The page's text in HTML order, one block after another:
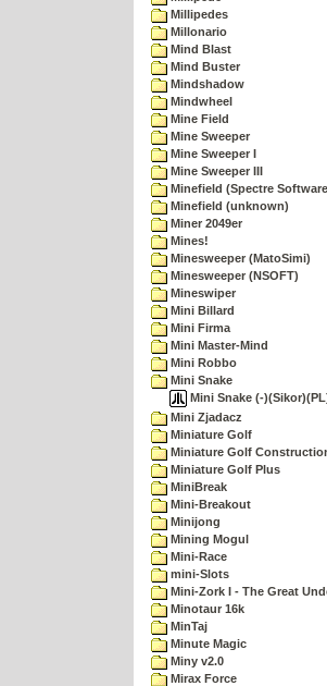
Millipedes
Millonario
Mind Blast
Mind Buster
Mindshadow
Mindwheel
Mine Field
Mine Sweeper
Mine Sweeper I
Mine Sweeper III
Minefield (Spectre
Minefield (unknown)
Miner 2049er
Mines!
Minesweeper (MatoSimi)
Minesweeper (NSOFT)
Mineswiper
Mini Billard
Mini Firma
Mini Master-Mind
Mini Robbo
Mini Snake
Mini Snake (-
Mini Zjadacz
Miniature Golf
Miniature Golf
Miniature Golf Plus
MiniBreak
Mini-Breakout
Minijong
Mining Mogul
Mini-Race
mini-Slots
Mini-Zork I - The Great
Minotaur 16k
MinTaj
Minute Magic
Miny v2.0
Mirax Force